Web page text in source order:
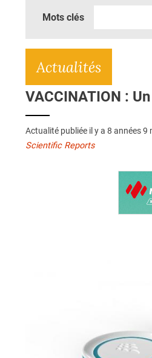
Mots clés
Actualités
VACCINATION :
Actualité publiée il y a 8 années 9
Scientific Reports